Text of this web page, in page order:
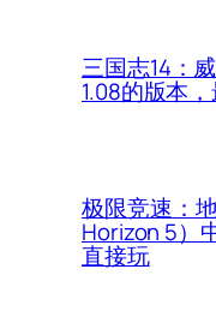
三国志14：
1.08的版本
极限竞速：
Horizon 5）
直接玩